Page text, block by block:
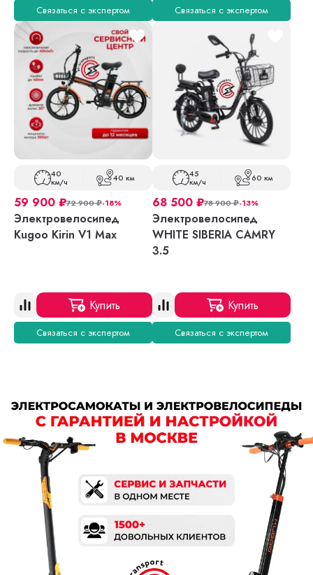
Связаться с экспертом Связаться с экспертом
40
км/ч 40 км
59 900 ₽72 900₽-18%
Электровелосипед
Kugoo Kirin V1 Max
Купить
Связаться с экспертом
45
км/ч 60 км
68 500 ₽78 900₽-13%
Электровелосипед
WHITE SIBERIA CAMRY
3.5
Купить
Связаться с экспертом